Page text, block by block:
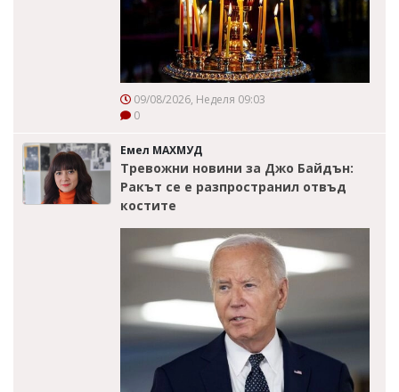
09/08/2026, Неделя 09:03
0
Емел МАХМУД
Тревожни новини за Джо Байдън:
Ракът се е разпространил отвъд
костите